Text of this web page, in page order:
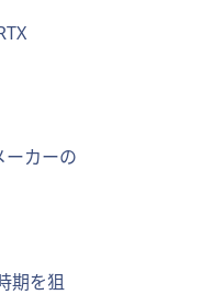
ーカーの
期を狙